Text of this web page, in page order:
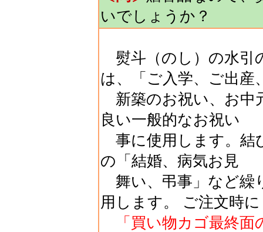
いでしょうか？
熨斗（のし）の水引
は、「ご入学、ご出産
新築のお祝い、お中
良い一般的なお祝い
事に使用します。結
の「結婚、病気お見
舞い、弔事」など繰
用します。 ご注文時に
「買い物カゴ最終面